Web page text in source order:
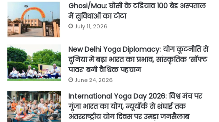
Ghosi/Mau: घोसी के टडियाव 100 बेड अस्पताल
में सुविधाओं का टोटा
July 11, 2026
New Delhi Yoga Diplomacy: योग कूटनीति से
दुनिया में बढ़ा भारत का प्रभाव, सांस्कृतिक ‘सॉफ्ट
पावर’ बनी वैश्विक पहचान
June 24, 2026
International Yoga Day 2026: विश्व मंच पर
गूंजा भारत का योग, न्यूयॉर्क से शंघाई तक
अंतरराष्ट्रीय योग दिवस पर उमड़ा जनसैलाब